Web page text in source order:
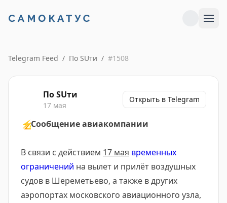
Telegram Feed / По SUти / #1508
По SUти
17 мая
Открыть в Telegram
⚡Сообщение авиакомпании
В связи с действием 17 мая временных
ограничений на вылет и прилёт воздушных
судов в Шереметьево, а также в других
аэропортах московского авиационного узла,